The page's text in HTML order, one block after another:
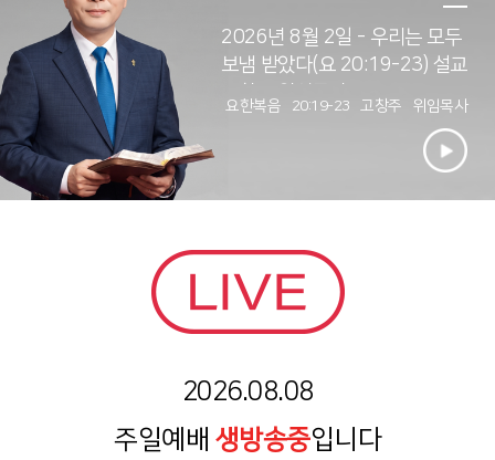
2026년 8월 2일 - 우리는 모두
보냄 받았다(요 20:19-23) 설교
고창주 위임목사
요한복음 20:19-23 고창주 위임목사
2026.08.08
주일예배 생방송중입니다